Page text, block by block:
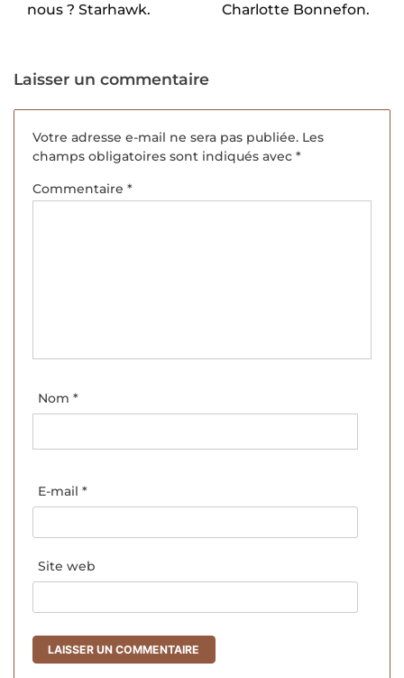
nous ? Starhawk.
Charlotte Bonnefon.
Laisser un commentaire
Votre adresse e-mail ne sera pas publiée. Les
champs obligatoires sont indiqués avec *
Commentaire *
Nom *
E-mail *
Site web